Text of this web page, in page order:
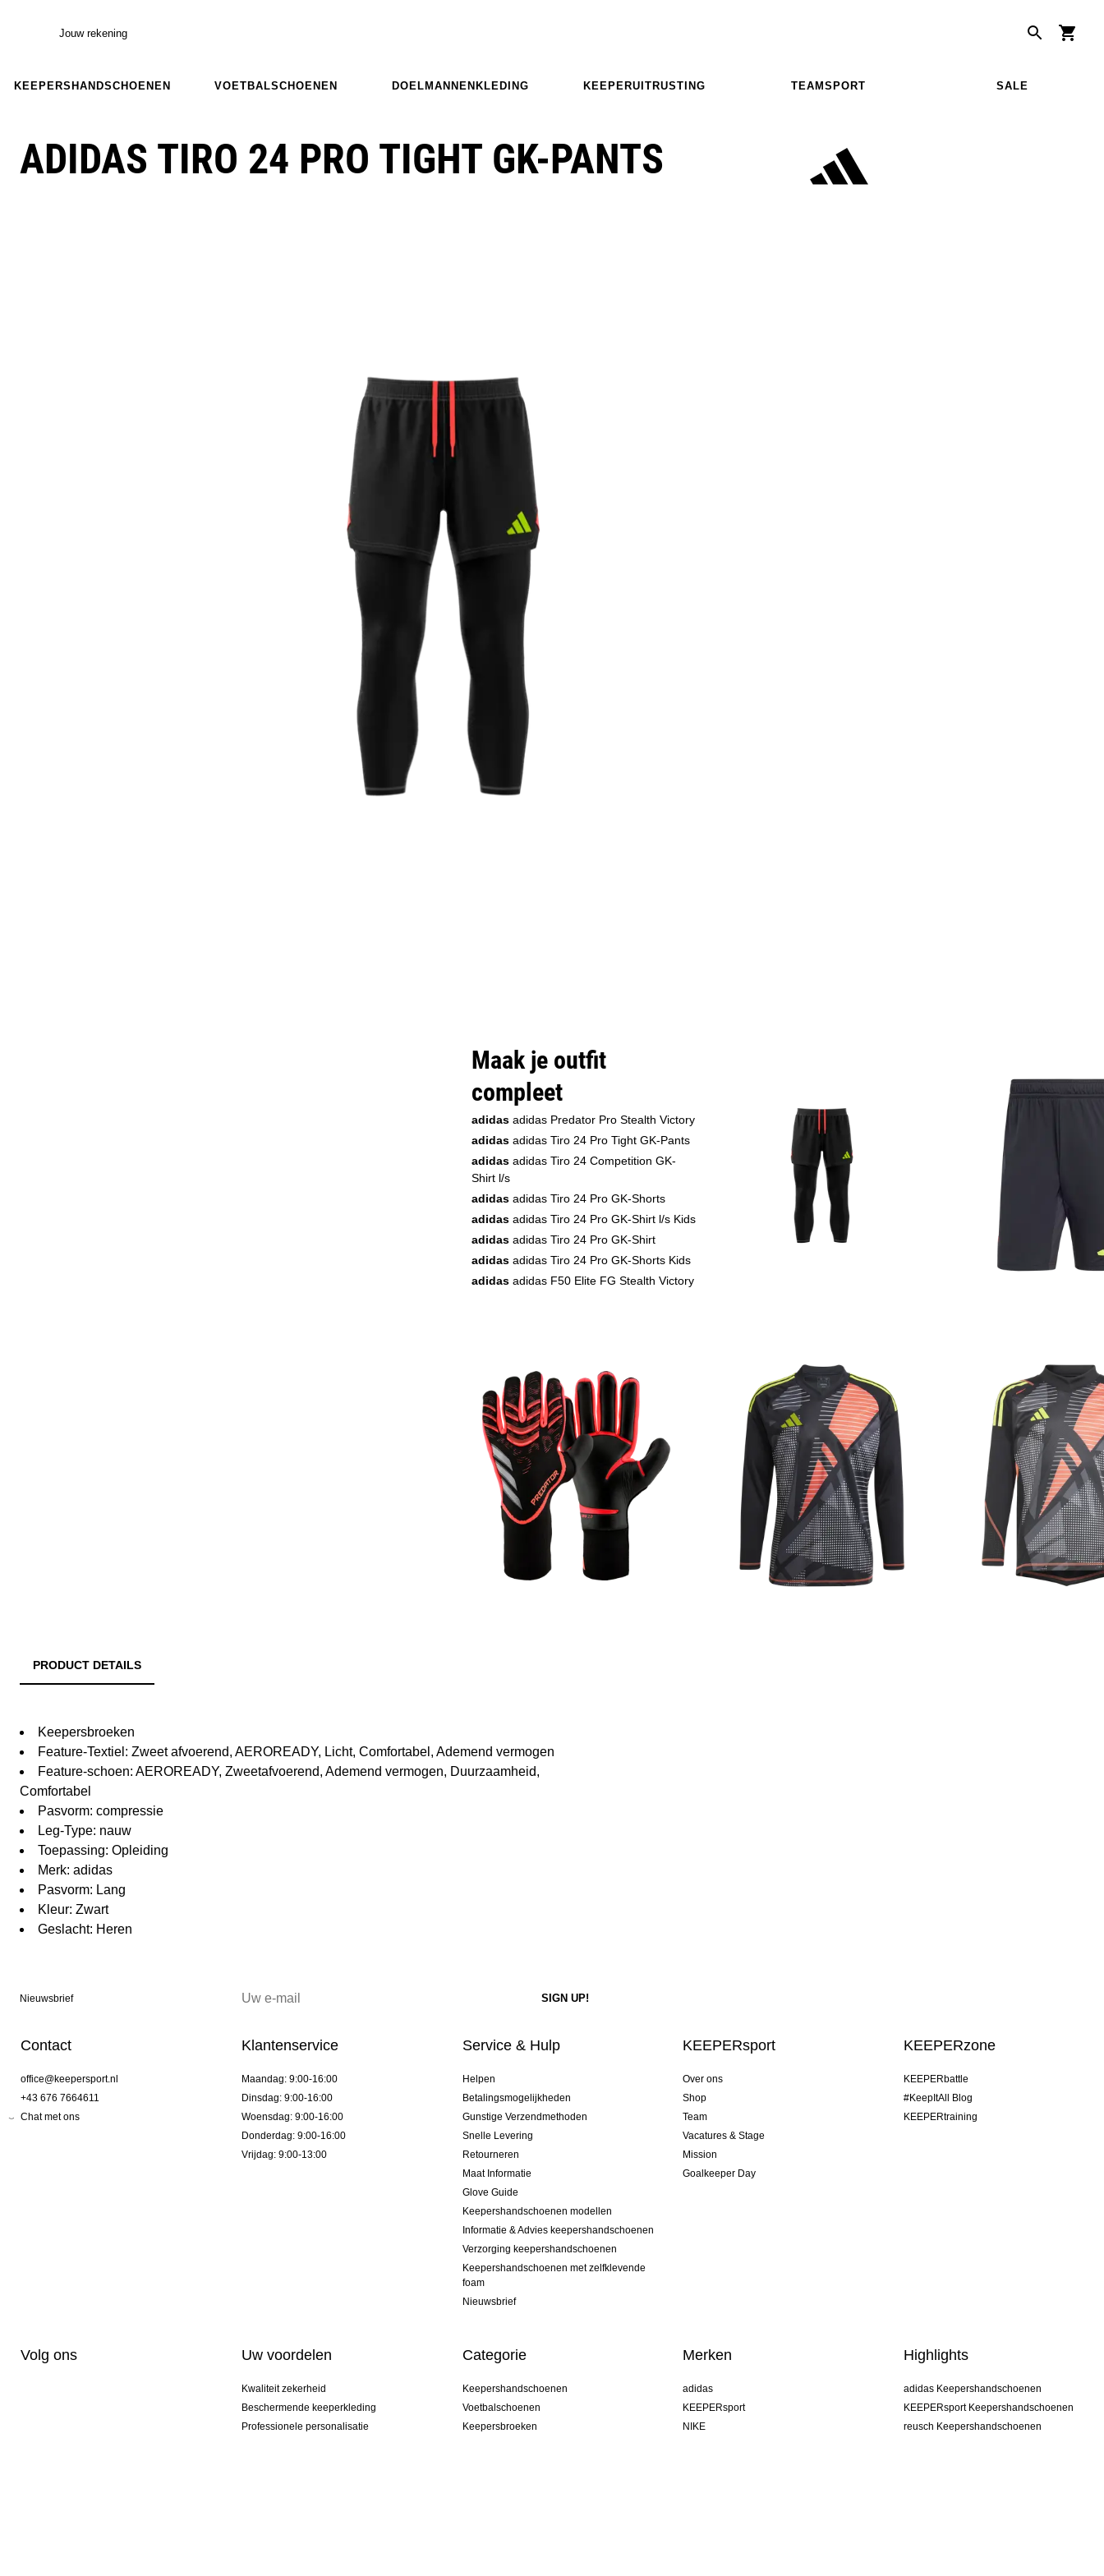
Jouw rekening
KEEPERSHANDSCHOENEN VOETBALSCHOENEN DOELMANNENKLEDING KEEPERUITRUSTING TEAMSPORT SALE
ADIDAS TIRO 24 PRO TIGHT GK-PANTS
Maak je outfit
compleet
adidas adidas Predator Pro Stealth Victory
adidas adidas Tiro 24 Pro Tight GK-Pants
adidas adidas Tiro 24 Competition GK-
Shirt l/s
adidas adidas Tiro 24 Pro GK-Shorts
adidas adidas Tiro 24 Pro GK-Shirt l/s Kids
adidas adidas Tiro 24 Pro GK-Shirt
adidas adidas Tiro 24 Pro GK-Shorts Kids
adidas adidas F50 Elite FG Stealth Victory
PRODUCT DETAILS
Keepersbroeken
Feature-Textiel: Zweet afvoerend, AEROREADY, Licht, Comfortabel, Ademend vermogen
Feature-schoen: AEROREADY, Zweetafvoerend, Ademend vermogen, Duurzaamheid,
Comfortabel
Pasvorm: compressie
Leg-Type: nauw
Toepassing: Opleiding
Merk: adidas
Pasvorm: Lang
Kleur: Zwart
Geslacht: Heren
Nieuwsbrief
Contact
office@keepersport.nl
+43 676 7664611
Chat met ons
Klantenservice
Maandag: 9:00-16:00
Dinsdag: 9:00-16:00
Woensdag: 9:00-16:00
Donderdag: 9:00-16:00
Vrijdag: 9:00-13:00
Service & Hulp
Helpen
Betalingsmogelijkheden
Gunstige Verzendmethoden
Snelle Levering
Retourneren
Maat Informatie
Glove Guide
Keepershandschoenen modellen
Informatie & Advies keepershandschoenen
Verzorging keepershandschoenen
Keepershandschoenen met zelfklevende
foam
Nieuwsbrief
KEEPERsport
Over ons
Shop
Team
Vacatures & Stage
Mission
Goalkeeper Day
KEEPERzone
KEEPERbattle
#KeepItAll Blog
KEEPERtraining
Volg ons Uw voordelen
Kwaliteit zekerheid
Beschermende keeperkleding
Professionele personalisatie
Categorie
Keepershandschoenen
Voetbalschoenen
Keepersbroeken
Merken
adidas
KEEPERsport
NIKE
Highlights
adidas Keepershandschoenen
KEEPERsport Keepershandschoenen
reusch Keepershandschoenen